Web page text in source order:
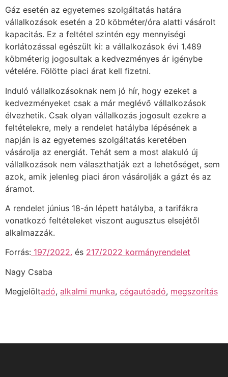
Gáz esetén az egyetemes szolgáltatás határa
vállalkozások esetén a 20 köbméter/óra alatti vásárolt
kapacitás. Ez a feltétel szintén egy mennyiségi
korlátozással egészült ki: a vállalkozások évi 1.489
köbméterig jogosultak a kedvezményes ár igénybe
vételére. Fölötte piaci árat kell fizetni.
Induló vállalkozásoknak nem jó hír, hogy ezeket a
kedvezményeket csak a már meglévő vállalkozások
élvezhetik. Csak olyan vállalkozás jogosult ezekre a
feltételekre, mely a rendelet hatályba lépésének a
napján is az egyetemes szolgáltatás keretében
vásárolja az energiát. Tehát sem a most alakuló új
vállalkozások nem választhatják ezt a lehetőséget, sem
azok, amik jelenleg piaci áron vásárolják a gázt és az
áramot.
A rendelet június 18-án lépett hatályba, a tarifákra
vonatkozó feltételeket viszont augusztus elsejétől
alkalmazzák.
Forrás: 197/2022. és 217/2022 kormányrendelet
Nagy Csaba
Megjelöltadó, alkalmi munka, cégautóadó, megszorítás